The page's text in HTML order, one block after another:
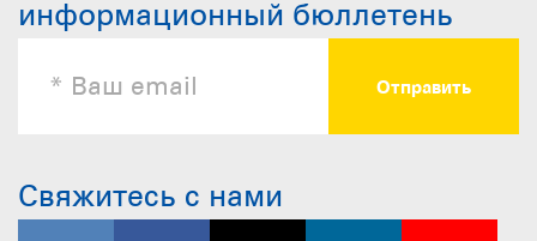
информационный бюллетень
Свяжитесь с нами